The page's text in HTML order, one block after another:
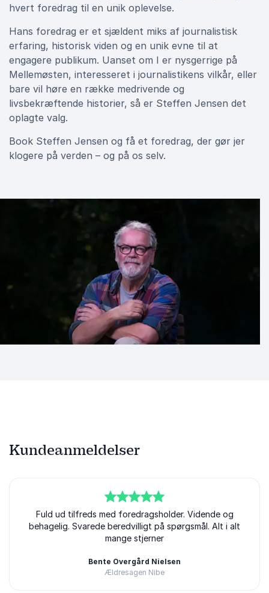
hvert foredrag til en unik oplevelse.
Hans foredrag er et sjældent miks af journalistisk
erfaring, historisk viden og en unik evne til at
engagere publikum. Uanset om I er nysgerrige på
Mellemøsten, interesseret i journalistikens vilkår, eller
bare vil høre en række medrivende og
livsbekræftende historier, så er Steffen Jensen det
oplagte valg.
Book Steffen Jensen og få et foredrag, der gør jer
klogere på verden – og på os selv.
Kundeanmeldelser
ud af5
Fuld ud tilfreds med foredragsholder. Vidende og
behagelig. Svarede beredvilligt på spørgsmål. Alt i alt
mange stjerner
Bente Overgård Nielsen
Ældresagen Nibe